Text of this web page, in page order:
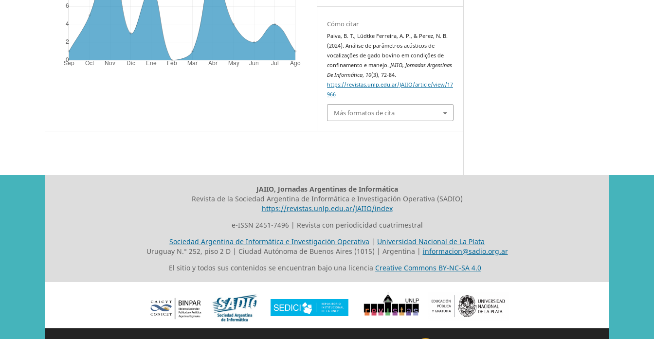
Cómo citar
Paiva, B. T., Lüdtke Ferreira, A. P., & Perez, N. B.
(2024). Análise de parâmetros acústicos de
vocalizações de gado bovino em condições de
confinamento e manejo.JAIIO, Jornadas Argentinas
De Informática, 10(3), 72-84.
https://revistas.unlp.edu.ar/JAIIO/article/view/17
966
Más formatos de cita
JAIIO, Jornadas Argentinas de Informática
Revista de la Sociedad Argentina de Informática e Investigación Operativa (SADIO)
https://revistas.unlp.edu.ar/JAIIO/index
e-ISSN 2451-7496 | Revista con periodicidad cuatrimestral
Sociedad Argentina de Informática e Investigación Operativa | Universidad Nacional de La Plata
Uruguay N.° 252, piso 2 D | Ciudad Autónoma de Buenos Aires (1015) | Argentina | informacion@sadio.org.ar
El sitio y todos sus contenidos se encuentran bajo una licencia Creative Commons BY-NC-SA 4.0